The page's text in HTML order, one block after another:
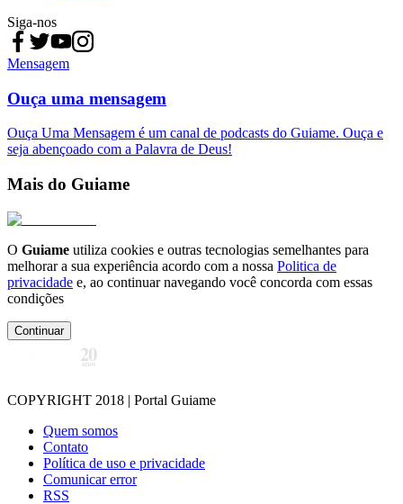
Siga-nos
Mensagem
Ouça uma mensagem
Ouça Uma Mensagem é um canal de podcasts do Guiame. Ouça e
seja abençoado com a Palavra de Deus!
Mais do Guiame
O Guiame utiliza cookies e outras tecnologias semelhantes para
melhorar a sua experiência acordo com a nossa Politica de
privacidade e, ao continuar navegando você concorda com essas
condições
Continuar
COPYRIGHT 2018 | Portal Guiame
Quem somos
Contato
Política de uso e privacidade
Comunicar error
RSS